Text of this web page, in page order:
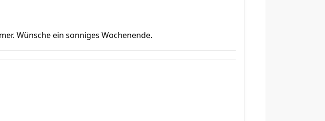
Wünsche ein sonniges Wochenende.